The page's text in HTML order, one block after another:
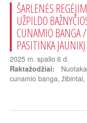
ŠARLENĖS
UŽPILDO
CUNAMIO BANGA
PASITINKA JAUNIKĮ
2025 m. spalio 6 d.
Raktažodžiai:
cunamio banga, žibintai,